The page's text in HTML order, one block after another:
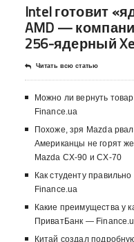
Intel готовит
AMD —
256-ядерный
Читать всю статью
Можно ли вернуть
Finance.ua
Похоже, зря Mazda
Американцы не горят
Mazda CX-90 и CX-70
Как студенту
Finance.ua
Какие преимущества у
ПриватБанк —
Китай создал